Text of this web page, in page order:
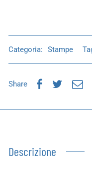
Categoria: Stampe
Share
Descrizione